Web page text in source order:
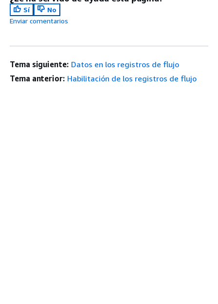
Sí
No
Enviar comentarios
Tema siguiente: Datos en los registros de flujo
Tema anterior: Habilitación de los registros de flujo